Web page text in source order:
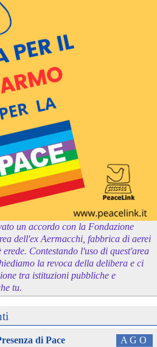
un accordo con la Fondazione
dell'ex Aermacchi, fabbrica di aerei
Contestando l'uso di quest'area
la revoca della delibera e ci
tra istituzioni pubbliche e
tu.
AGO
di Pace